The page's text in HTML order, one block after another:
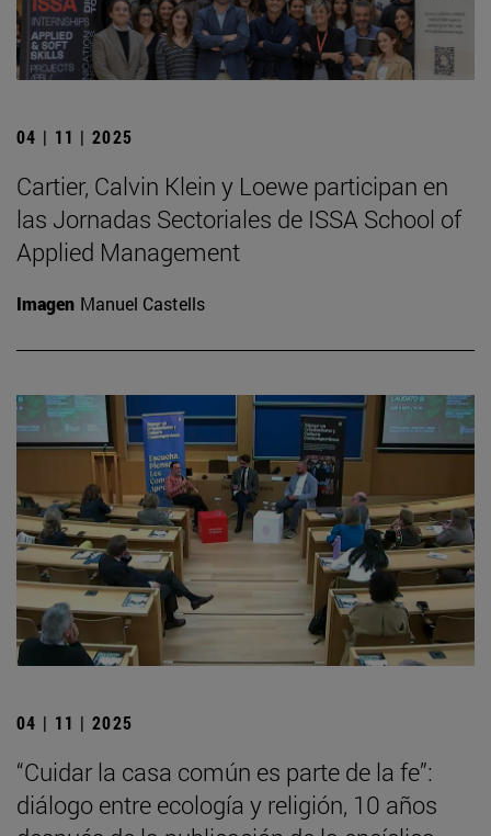
04 | 11 | 2025
Cartier, Calvin Klein y Loewe participan en
las Jornadas Sectoriales de ISSA School of
Applied Management
Imagen Manuel Castells
04 | 11 | 2025
“Cuidar la casa común es parte de la fe”:
diálogo entre ecología y religión, 10 años